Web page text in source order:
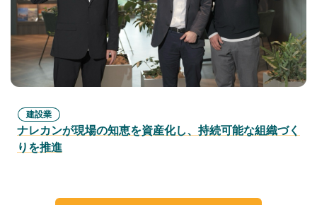
建設業
ナレカンが現場の知恵を資産化し、持続可能な組織づく
りを推進